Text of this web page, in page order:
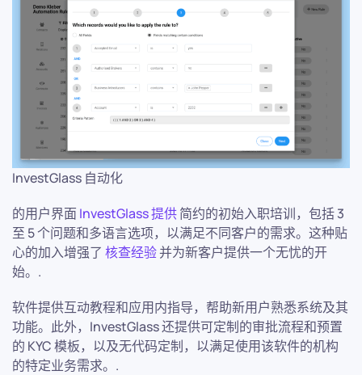
InvestGlass 自动化
的用户界面 InvestGlass 提供简约的初始入职培训，包括 3
至 5 个问题和多语言选项，以满足不同客户的需求。这种贴
心的加入增强了 核查经验并为新客户提供一个无忧的开
始。.
软件提供互动教程和应用内指导，帮助新用户熟悉系统及其
功能。此外，InvestGlass 还提供可定制的审批流程和预置
的 KYC 模板，以及无代码定制，以满足使用该软件的机构
的特定业务需求。.